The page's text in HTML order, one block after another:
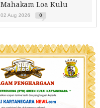
Mahakam Loa Kulu
02 Aug 2026 0